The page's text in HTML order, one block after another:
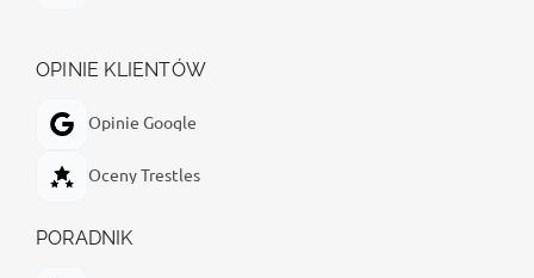
OPINIE KLIENTÓW
Opinie Google
Oceny Trestles
PORADNIK